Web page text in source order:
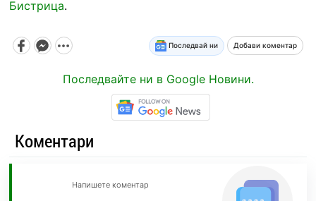
Бистрица.
Последвай ни Добави коментар
Последвайте ни в Google Новини.
Коментари
Напишете коментар